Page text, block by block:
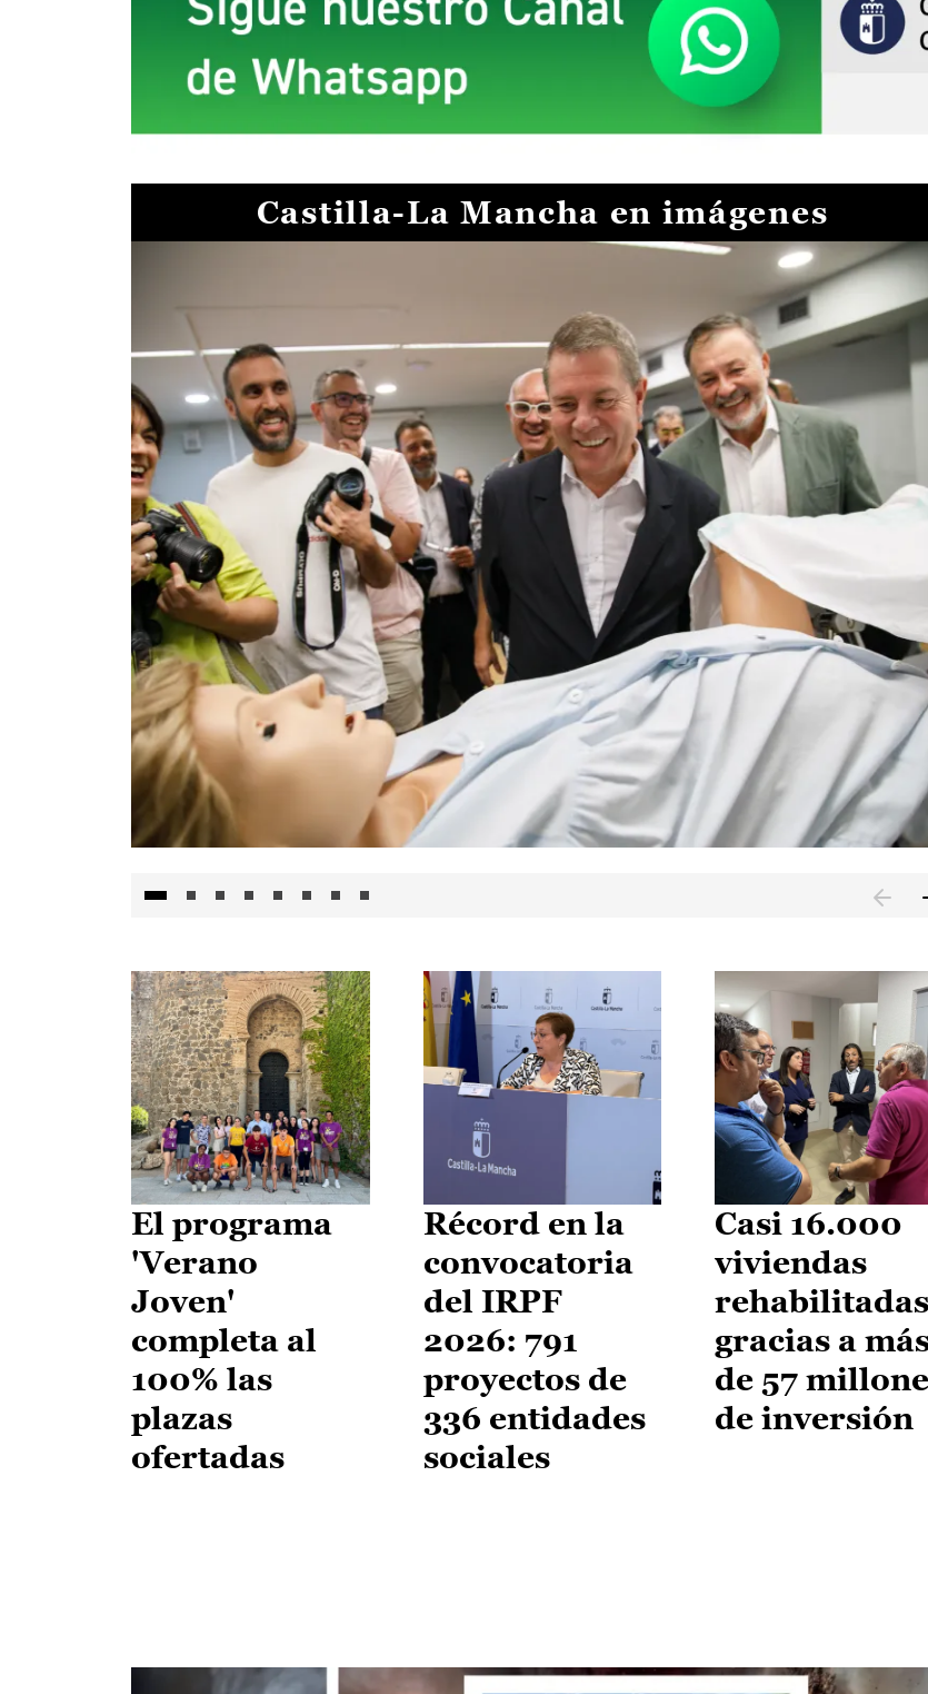
Castilla-La Mancha en imágenes
El programa
'Verano
Joven'
completa al
100% las
plazas
ofertadas
Récord en la
convocatoria
del IRPF
2026: 791
proyectos de
336 entidades
sociales
Casi 16.000
viviendas
rehabilitadas
gracias a
de 57
de inversión